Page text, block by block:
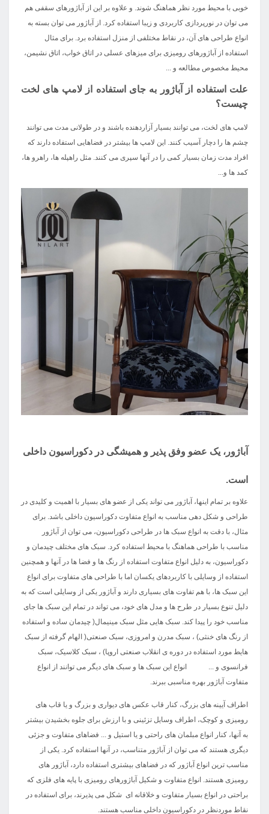
خوبی با محیط مورد نظر هماهنگ شوند. و علاوه بر این از آباژورهای سقفی هم
می توان در نورپردازی کاربردی و زیبا استفاده کرد. از آباژور می توان بسته به
انواع طراحی های آن، در نقاط مختلفی از منزل استفاده برد. برای مثال
استفاده از آباژورهای رومیزی برای میزهای عسلی در اتاق خواب، اتاق نشیمن،
محیط مخصوص مطالعه و ...
علت استفاده از آباژور به جای استفاده از لامپ های لخت
چیست؟
لامپ های لخت، می توانند بسیار آزاردهنده باشند و در طولانی مدت می توانند
چشم ها را دچار آسیب کنند. این لامپ ها بیشتر در فضاهایی استفاده دارند که
افراد مدت زمان بسیار کمی را در آنها سپری می کنند. مثل راهپله ها، راهرو ها،
کمد ها و...
آباژور، یک عضو وفق پذیر و همیشگی در دکوراسیون داخلی
است.
علاوه بر تمام اینها، آباژور می تواند یکی از عضو های بسیار با اهمیت و کلیدی در
طراحی و شکل دهی مناسب به انواع متفاوت دکوراسیون داخلی باشد. برای
مثال، با دقت به انواع سبک ها در طراحی دکوراسیون، می توان از آباژور
مناسب با طراحی هماهنگ با محیط استفاده کرد. سبک های مختلف چیدمان و
دکوراسیون، به دلیل انواع متفاوت استفاده از رنگ ها و فضا ها در آنها و همچنین
استفاده از وسایلی با کاربردهای یکسان اما با طراحی های متفاوت برای انواع
این سبک ها، با هم تفاوت های بسیاری دارند و آباژور یکی از وسایلی است که به
دلیل تنوع بسیار در طرح ها و مدل های خود، می تواند در تمام این سبک ها جای
مناسب خود را پیدا کند. سبک هایی مثل سبک مینیمال( چیدمان ساده و استفاده
از رنگ های خنثی) ، سبک مدرن و امروزی، سبک صنعتی( الهام گرفته از سبک
هایط مورد استفاده در دوره ی انقلاب صنعتی اروپا) ، سبک کلاسیک، سبک
فرانسوی و ... انواع این سبک ها و سبک های دیگر می توانند از انواع
متفاوت آباژور بهره مناسبی ببرند.
اطراف آیینه های بزرگ، کنار قاب عکس های دیواری و بزرگ و یا قاب های
رومیزی و کوچک، اطراف وسایل تزئینی و با ارزش برای جلوه بخشیدن بیشتر
به آنها، کنار انواع مبلمان های راحتی و یا استیل و ... فضاهای متفاوت و جزئی
دیگری هستند که می توان از آباژور متناسب، در آنها استفاده کرد. یکی از
مناسب ترین انواع آباژور که در فضاهای بیشتری استفاده دارد، آباژور های
رومیزی هستند. انواع متفاوت و شکیل آباژورهای رومیزی با پایه های فلزی که
براحتی در انواع بسیار متفاوت و خلاقانه ای شکل می پذیرند، برای استفاده در
نقاط موردنظر در دکوراسیون داخلی مناسب هستند.